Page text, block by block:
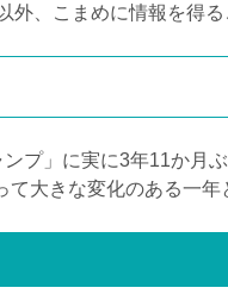
外、こまめに情報を得
プ」に実に3年11か月
大きな変化のある一年